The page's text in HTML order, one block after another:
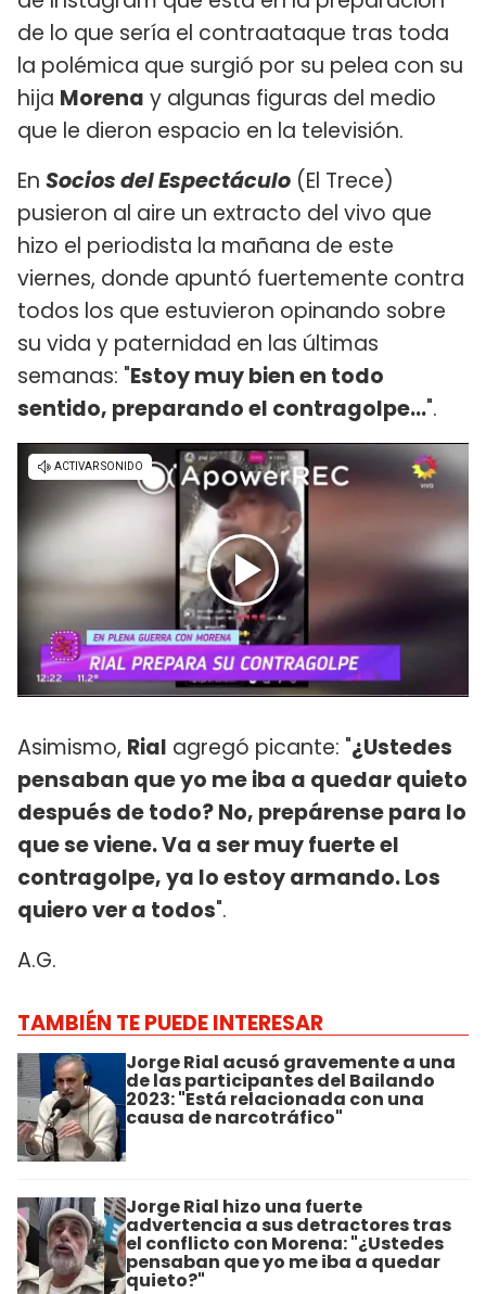
de lo que sería el contraataque tras toda
la polémica que surgió por su pelea con su
hija Morena y algunas figuras del medio
que le dieron espacio en la televisión.
En Socios del Espectáculo (El Trece)
pusieron al aire un extracto del vivo que
hizo el periodista la mañana de este
viernes, donde apuntó fuertemente contra
todos los que estuvieron opinando sobre
su vida y paternidad en las últimas
semanas: "Estoy muy bien en todo
sentido, preparando el contragolpe...".
Asimismo, Rial agregó picante: "¿Ustedes
pensaban que yo me iba a quedar quieto
después de todo? No, prepárense para lo
que se viene. Va a ser muy fuerte el
contragolpe, ya lo estoy armando. Los
quiero ver a todos".
A.G.
TAMBIÉN TE PUEDE INTERESAR
Jorge Rial acusó gravemente a una
de las participantes del Bailando
2023: "Está relacionada con una
causa de narcotráfico"
Jorge Rial hizo una fuerte
advertencia a sus detractores tras
el conflicto con Morena: "¿Ustedes
pensaban que yo me iba a quedar
quieto?"